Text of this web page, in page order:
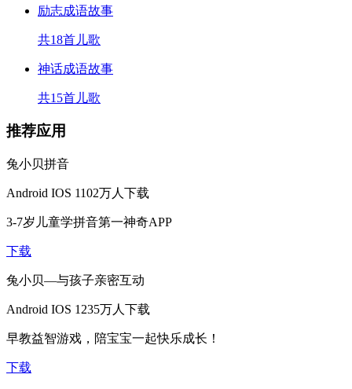
励志成语故事
共18首儿歌
神话成语故事
共15首儿歌
推荐应用
兔小贝拼音
Android IOS 1102万人下载
3-7岁儿童学拼音第一神奇APP
下载
兔小贝—与孩子亲密互动
Android IOS 1235万人下载
早教益智游戏，陪宝宝一起快乐成长！
下载